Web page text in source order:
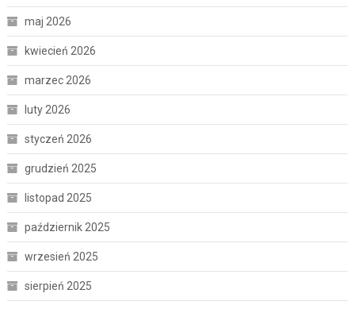
maj 2026
kwiecień 2026
marzec 2026
luty 2026
styczeń 2026
grudzień 2025
listopad 2025
październik 2025
wrzesień 2025
sierpień 2025